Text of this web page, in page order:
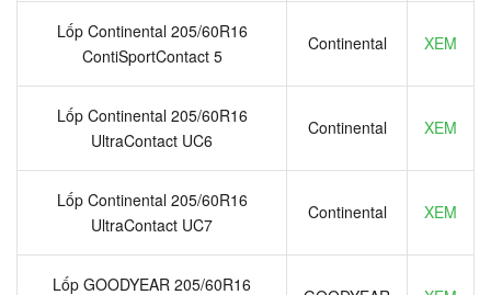
Lốp Continental 205/60R16
ContiSportContact 5
Continental XEM
Lốp Continental 205/60R16
UltraContact UC6
Continental XEM
Lốp Continental 205/60R16
UltraContact UC7
Continental XEM
Lốp GOODYEAR 205/60R16